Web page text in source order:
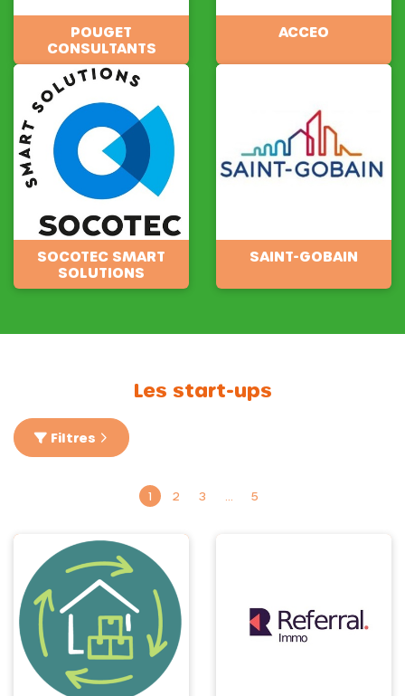
POUGET
CONSULTANTS
ACCEO
SOCOTEC SMART
SOLUTIONS
SAINT-GOBAIN
Les start-ups
Filtres
1 2 3 5